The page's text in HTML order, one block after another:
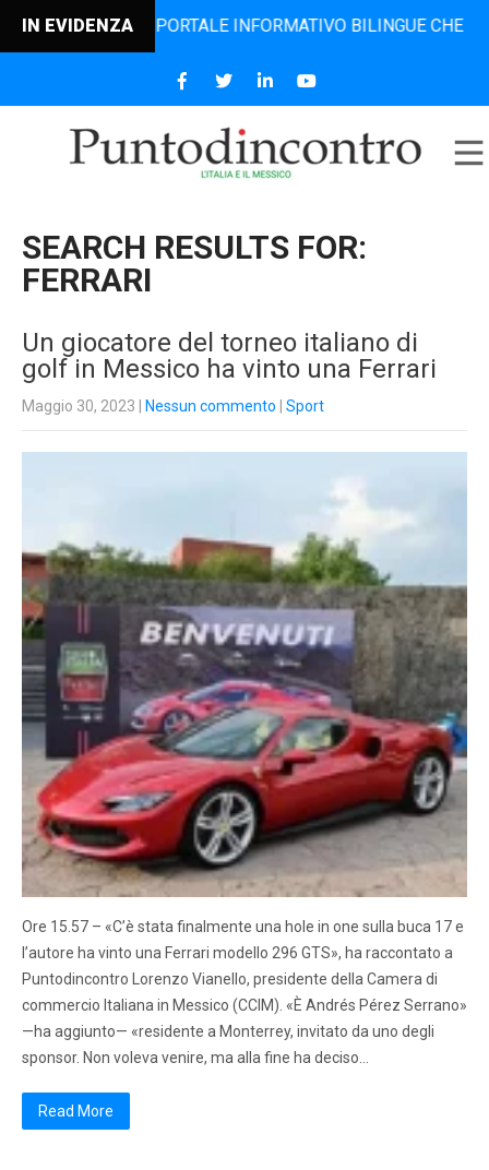
IN EVIDENZA
IL PORTALE INFORMATIVO BILINGUE CHE DAL 2006
SEARCH RESULTS FOR:
FERRARI
Un giocatore del torneo italiano di
golf in Messico ha vinto una Ferrari
Maggio 30, 2023 Nessun commento Sport
Ore 15.57 – «C’è stata finalmente una hole in one sulla buca 17 e
l’autore ha vinto una Ferrari modello 296 GTS», ha raccontato a
Puntodincontro Lorenzo Vianello, presidente della Camera di
commercio Italiana in Messico (CCIM). «È Andrés Pérez Serrano»
—ha aggiunto— «residente a Monterrey, invitato da uno degli
sponsor. Non voleva venire, ma alla fine ha deciso…
Read More